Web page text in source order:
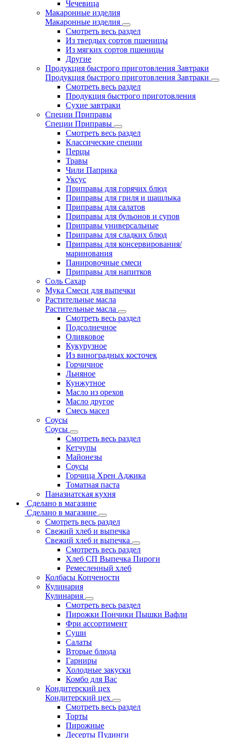
Чечевица
Макаронные изделия
Макаронные изделия
Смотреть весь раздел
Из твердых сортов пшеницы
Из мягких сортов пшеницы
Другие
Продукция быстрого приготовления Завтраки
Продукция быстрого приготовления Завтраки
Смотреть весь раздел
Продукция быстрого приготовления
Сухие завтраки
Специи Приправы
Специи Приправы
Смотреть весь раздел
Классические специи
Перцы
Травы
Чили Паприка
Уксус
Приправы для горячих блюд
Приправы для гриля и шашлыка
Приправы для салатов
Приправы для бульонов и супов
Приправы универсальные
Приправы для сладких блюд
Приправы для консервирования/
маринования
Панировочные смеси
Приправы для напитков
Соль Сахар
Мука Смеси для выпечки
Растительные масла
Растительные масла
Смотреть весь раздел
Подсолнечное
Оливковое
Кукурузное
Из виноградных косточек
Горчичное
Льняное
Кунжутное
Масло из орехов
Масло другое
Смесь масел
Соусы
Соусы
Смотреть весь раздел
Кетчупы
Майонезы
Соусы
Горчица Хрен Аджика
Томатная паста
Паназиатская кухня
Сделано в магазине
Сделано в магазине
Смотреть весь раздел
Свежий хлеб и выпечка
Свежий хлеб и выпечка
Смотреть весь раздел
Хлеб СП Выпечка Пироги
Ремесленный хлеб
Колбасы Копчености
Кулинария
Кулинария
Смотреть весь раздел
Пирожки Пончики Пышки Вафли
Фри ассортимент
Суши
Салаты
Вторые блюда
Гарниры
Холодные закуски
Комбо для Вас
Кондитерский цех
Кондитерский цех
Смотреть весь раздел
Торты
Пирожные
Десерты Пудинги